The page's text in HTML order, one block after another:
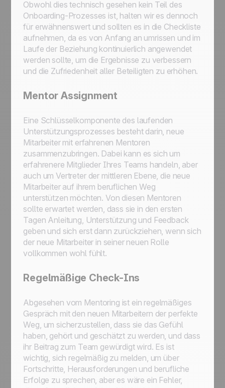
Obwohl dies technisch gesehen kein Teil des
Onboarding-Prozesses ist, halten wir es dennoch
für erwähnenswert und sollten es in die Checkliste
aufnehmen, da es von Anfang an umrissen und im
Laufe der Beziehung kontinuierlich angewendet
werden sollte, um die Ergebnisse zu verbessern
und die Zufriedenheit aller Beteiligten zu erhöhen.
Mentor Assignment
Eine Schlüsselkomponente des laufenden
Unterstützungsprozesses besteht darin, neue
Mitarbeiter mit erfahrenen Mentoren
zusammenzubringen. Dabei kann es sich um
erfahrenere Mitglieder Ihres Teams handeln, aber
auch um Vertreter der mittleren Ebene, die neue
Mitarbeiter auf ihrem beruflichen Weg
unterstützen möchten. Von diesen Mentoren
sollte erwartet werden, dass sie in den ersten
Tagen Anleitung, Unterstützung und Feedback
geben und sich erst dann zurückziehen, wenn sich
der neue Mitarbeiter in seiner neuen Rolle
vollkommen wohl fühlt.
Regelmäßige Check-Ins
Abgesehen vom Mentoring ist ein regelmäßiges
Gespräch mit den neuen Mitarbeitern der perfekte
Weg, um sicherzustellen, dass sie das Gefühl
haben, gehört und geschätzt zu werden, und dass
ihr Beitrag zum Team gewürdigt wird. Es ist
wichtig, sich regelmäßig zu melden, um über
Fortschritte, Herausforderungen und berufliche
Erfolge zu sprechen, aber es wäre ein Fehler,